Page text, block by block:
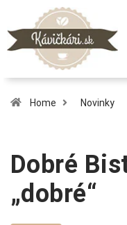
Home Novinky
Dobré
„dobré“